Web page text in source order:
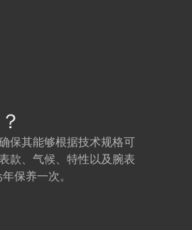
保其能够根据技术规格可
款、气候、特性以及腕表
保养一次。